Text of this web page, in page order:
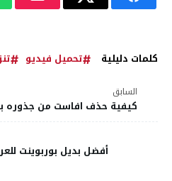
كلمات دليلية تحميل فيديو
السابق
كيفية حذف افاست من جذوره
أفضل بديل بوربوينت